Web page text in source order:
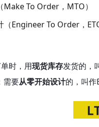
Make To Order，MTO）
（Engineer To Order，
时，用现货库存发货的，
需要从零开始设计的，叫作